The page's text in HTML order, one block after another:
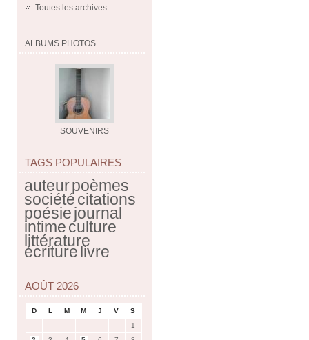
Toutes les archives
ALBUMS PHOTOS
SOUVENIRS
TAGS POPULAIRES
auteurpoèmes
sociétécitations
poésiejournal
intimeculture
littérature
écriturelivre
AOÛT 2026
D L M M J V
S
1